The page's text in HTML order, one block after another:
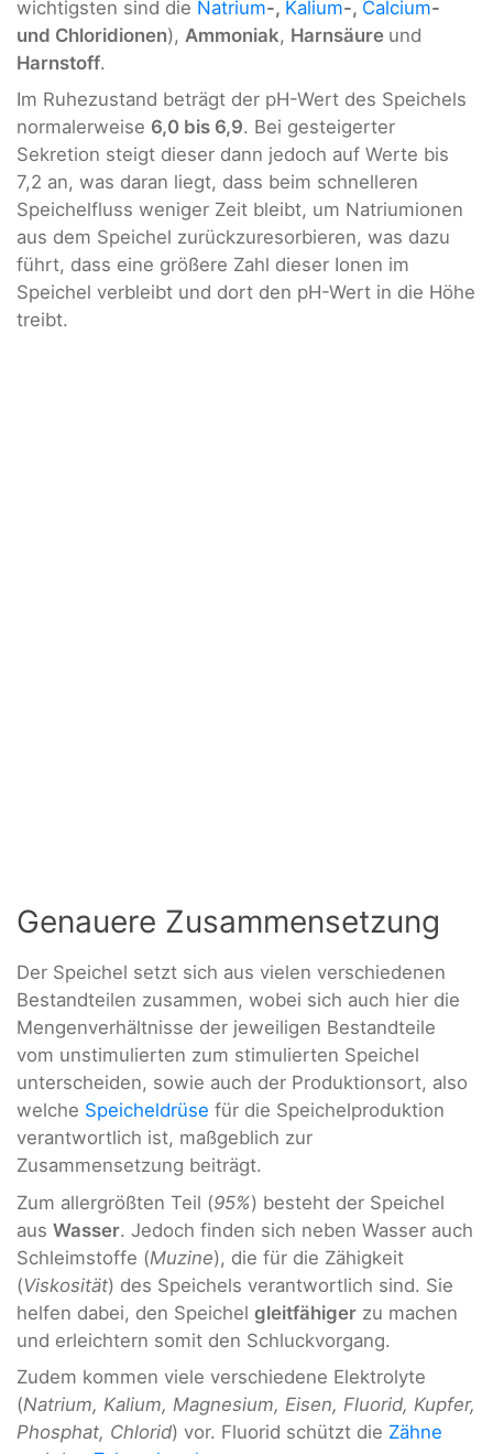
wichtigsten sind die Natrium-, Kalium-, Calcium-
und Chloridionen), Ammoniak, Harnsäure und
Harnstoff.
Im Ruhezustand beträgt der pH-Wert des Speichels
normalerweise 6,0 bis 6,9. Bei gesteigerter
Sekretion steigt dieser dann jedoch auf Werte bis
7,2 an, was daran liegt, dass beim schnelleren
Speichelfluss weniger Zeit bleibt, um Natriumionen
aus dem Speichel zurückzuresorbieren, was dazu
führt, dass eine größere Zahl dieser Ionen im
Speichel verbleibt und dort den pH-Wert in die Höhe
treibt.
Genauere Zusammensetzung
Der Speichel setzt sich aus vielen verschiedenen
Bestandteilen zusammen, wobei sich auch hier die
Mengenverhältnisse der jeweiligen Bestandteile
vom unstimulierten zum stimulierten Speichel
unterscheiden, sowie auch der Produktionsort, also
welche Speicheldrüse für die Speichelproduktion
verantwortlich ist, maßgeblich zur
Zusammensetzung beiträgt.
Zum allergrößten Teil (95%) besteht der Speichel
aus Wasser. Jedoch finden sich neben Wasser auch
Schleimstoffe (Muzine), die für die Zähigkeit
(Viskosität) des Speichels verantwortlich sind. Sie
helfen dabei, den Speichel gleitfähiger zu machen
und erleichtern somit den Schluckvorgang.
Zudem kommen viele verschiedene Elektrolyte
(Natrium, Kalium, Magnesium, Eisen, Fluorid, Kupfer,
Phosphat, Chlorid) vor. Fluorid schützt die Zähne